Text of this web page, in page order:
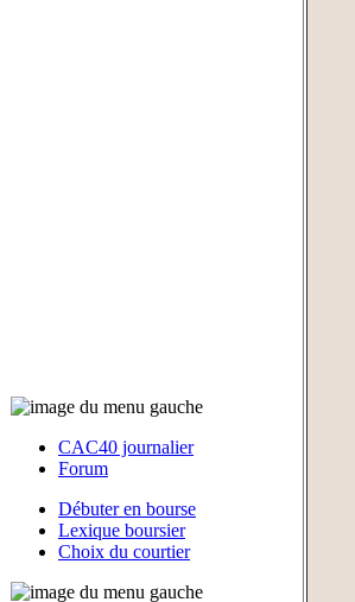
CAC40 journalier
Forum
Débuter en bourse
Lexique boursier
Choix du courtier